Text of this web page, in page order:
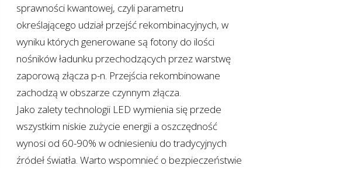
sprawności kwantowej, czyli parametru
określającego udział przejść rekombinacyjnych, w
wyniku których generowane są fotony do ilości
nośników ładunku przechodzących przez warstwę
zaporową złącza p-n. Przejścia rekombinowane
zachodzą w obszarze czynnym złącza.
Jako zalety technologii LED wymienia się przede
wszystkim niskie zużycie energii a oszczędność
wynosi od 60-90% w odniesieniu do tradycyjnych
źródeł światła. Warto wspomnieć o bezpieczeństwie